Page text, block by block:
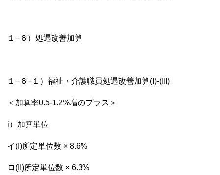
１−６）処遇改善加算
１−６−１）福祉・介護職員処遇改善加算(I)-(III)
＜加算率0.5-1.2%増のプラス＞
i）加算単位
イ(I)所定単位数 × 8.6%
ロ(II)所定単位数 × 6.3%